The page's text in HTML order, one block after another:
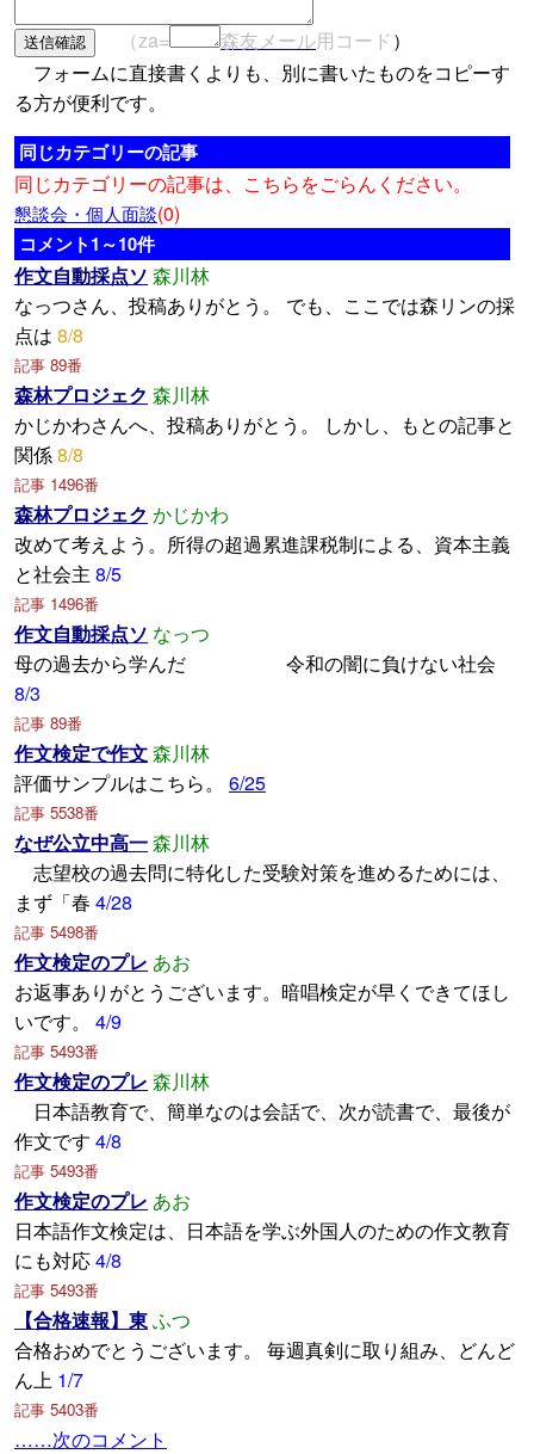
（za= 森友メール用コード）
フォームに直接書くよりも、別に書いたものをコピーす
る方が便利です。
同じカテゴリーの記事
同じカテゴリーの記事は、こちらをごらんください。
懇談会・個人面談(0)
コメント1～10件
作文自動採点ソ 森川林
なっつさん、投稿ありがとう。 でも、ここでは森リンの採
点は 8/8
記事 89番
森林プロジェク 森川林
かじかわさんへ、投稿ありがとう。 しかし、もとの記事と
関係8/8
記事 1496番
森林プロジェク かじかわ
改めて考えよう。所得の超過累進課税制による、資本主義
と社会主 8/5
記事 1496番
作文自動採点ソ なっつ
母の過去から学んだ 令和の闇に負けない社会
8/3
記事 89番
作文検定で作文森川林
評価サンプルはこちら。 6/25
記事 5538番
なぜ公立中高一森川林
志望校の過去問に特化した受験対策を進めるためには、
まず「春 4/28
記事 5498番
作文検定のプレ あお
お返事ありがとうございます。暗唱検定が早くできてほし
いです。
4/9
記事 5493番
作文検定のプレ 森川林
日本語教育で、簡単なのは会話で、次が読書で、最後が
作文です 4/8
記事 5493番
作文検定のプレ あお
日本語作文検定は、日本語を学ぶ外国人のための作文教育
にも対応4/8
記事 5493番
【合格速報】東ふつ
合格おめでとうございます。 毎週真剣に取り組み、どんど
ん上 1/7
記事 5403番
……次のコメント